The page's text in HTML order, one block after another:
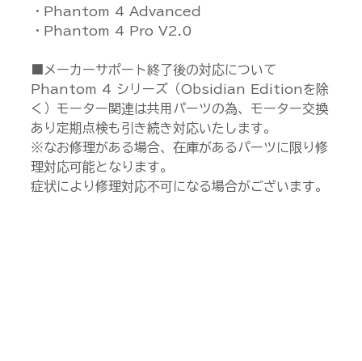
・Phantom 4 Advanced
・Phantom 4 Pro V2.0
■メーカーサポート終了後の対応について
Phantom 4 シリーズ（Obsidian Editionを除
く）モーター関連は共用パーツの為、モーター交換
あり定期点検も引き続き対応いたします。
※なお修理がある場合、在庫があるパーツに限り修
理対応可能となります。
症状により修理対応不可になる場合がございます。